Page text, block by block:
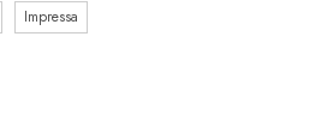
Impressa